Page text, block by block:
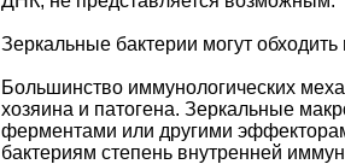
Зеркальные бактерии могут
Большинство иммунологических
хозяина и патогена. Зеркальные
ферментами или другими
бактериям степень внутренней